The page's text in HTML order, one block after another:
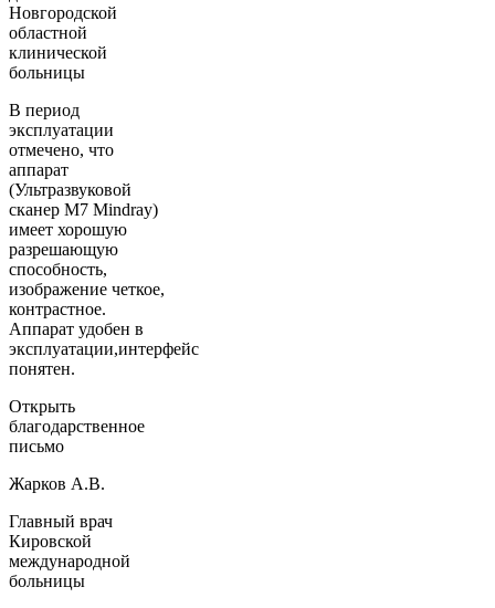
Новгородской
областной
клинической
больницы
В период
эксплуатации
отмечено, что
аппарат
(Ультразвуковой
сканер М7 Mindray)
имеет хорошую
разрешающую
способность,
изображение четкое,
контрастное.
Аппарат удобен в
эксплуатации,интерфейс
понятен.
Открыть
благодарственное
письмо
Жарков А.В.
Главный врач
Кировской
международной
больницы